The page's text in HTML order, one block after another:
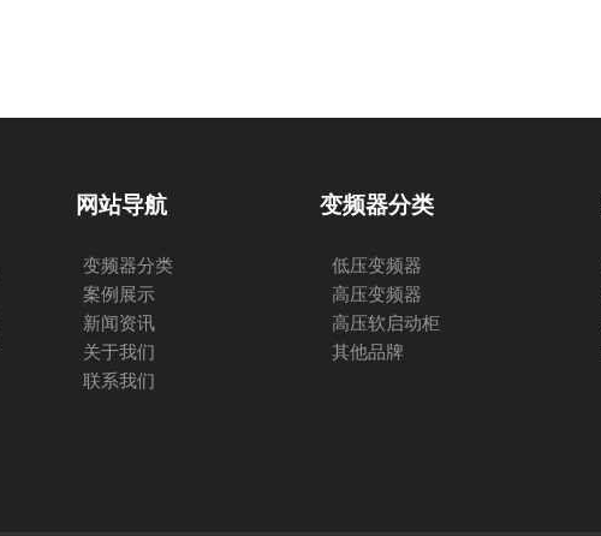
网站导航
变频器分类
案例展示
新闻资讯
关于我们
联系我们
变频器分类
低压变频器
高压变频器
高压软启动柜
其他品牌